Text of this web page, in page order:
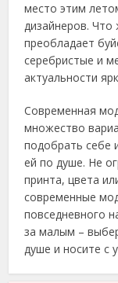
место этим
дизайнеров. Что
преобладает
серебристые и
актуальности
Современная
множество
подобрать себе
ей по душе. Не
принта, цвета
современные
повседневного
за малым –
душе и носите с